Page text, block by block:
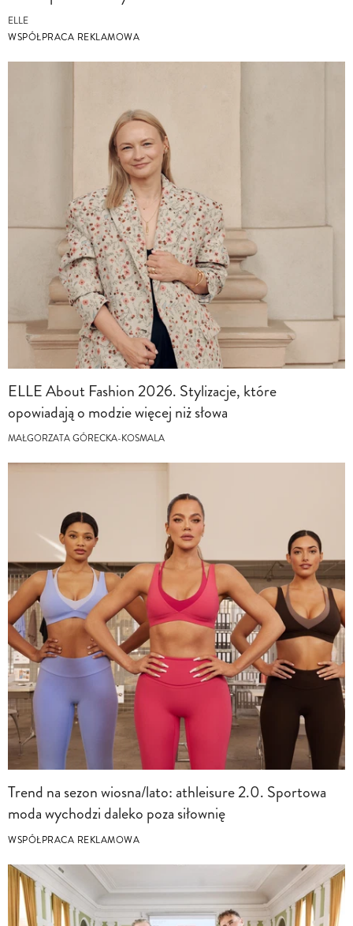
ELLE
WSPÓŁPRACA REKLAMOWA
ELLE About Fashion 2026. Stylizacje, które
opowiadają o modzie więcej niż słowa
MAŁGORZATA GÓRECKA-KOSMALA
Trend na sezon wiosna/lato: athleisure 2.0. Sportowa
moda wychodzi daleko poza siłownię
WSPÓŁPRACA REKLAMOWA